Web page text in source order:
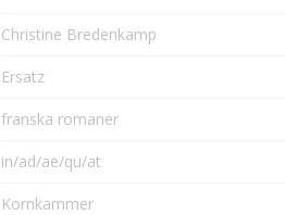
Christine Bredenkamp
Ersatz
franska romaner
in/ad/ae/qu/at
Kornkammer